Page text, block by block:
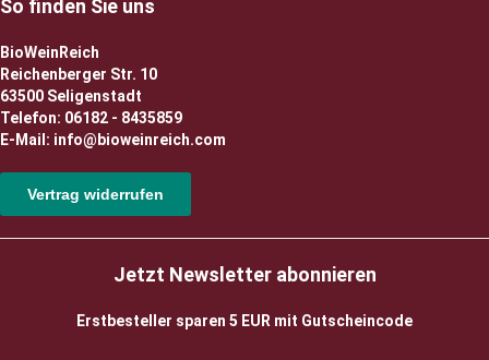
So finden Sie uns
BioWeinReich
Reichenberger Str. 10
63500 Seligenstadt
Telefon: 06182 - 8435859
E-Mail: info@bioweinreich.com
Vertrag widerrufen
Jetzt Newsletter abonnieren
Erstbesteller sparen 5 EUR mit Gutscheincode